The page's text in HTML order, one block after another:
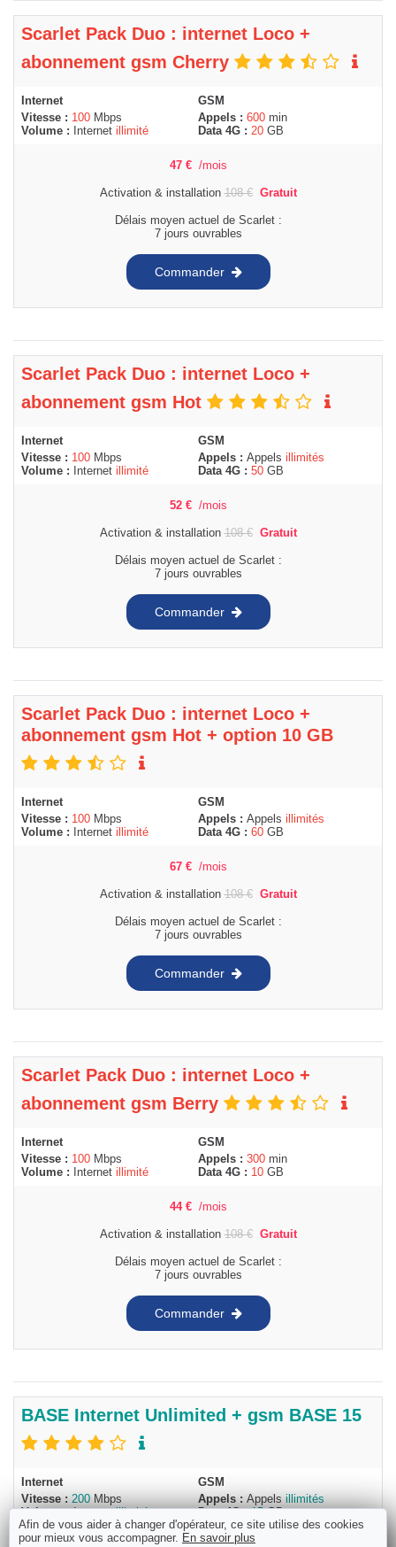
Scarlet Pack Duo : internet Loco +
abonnement gsm Cherry
Internet
Vitesse : 100 Mbps
Volume :
Internet illimité
GSM
Appels : 600 min
Data 4G : 20 GB
47 € /mois
Activation & installation108€ Gratuit
Délais moyen actuel de Scarlet :
7 jours ouvrables
Commander
Scarlet Pack Duo : internet Loco +
abonnement gsm Hot
Internet
Vitesse : 100 Mbps
Volume :
Internet illimité
GSM
Appels : Appels illimités
Data 4G : 50 GB
52 € /mois
Activation & installation108€ Gratuit
Délais moyen actuel de Scarlet :
7 jours ouvrables
Commander
Scarlet Pack Duo : internet Loco +
abonnement gsm Hot + option 10 GB
Internet
Vitesse : 100 Mbps
Volume :
Internet illimité
GSM
Appels : Appels illimités
Data 4G : 60 GB
67 € /mois
Activation & installation108€ Gratuit
Délais moyen actuel de Scarlet :
7 jours ouvrables
Commander
Scarlet Pack Duo : internet Loco +
abonnement gsm Berry
Internet
Vitesse : 100 Mbps
Volume :
Internet illimité
GSM
Appels : 300 min
Data 4G : 10 GB
44 € /mois
Activation & installation108€ Gratuit
Délais moyen actuel de Scarlet :
7 jours ouvrables
Commander
BASE Internet Unlimited + gsm BASE 15
Internet
Vitesse :200Mbps
Volume :Internetillimité
GSM
Appels :Appelsillimités
Data 4G :15GB
Afin de vous aider à changer d'opérateur, ce site utilise des cookies
pour mieux vous accompagner. En savoir plus